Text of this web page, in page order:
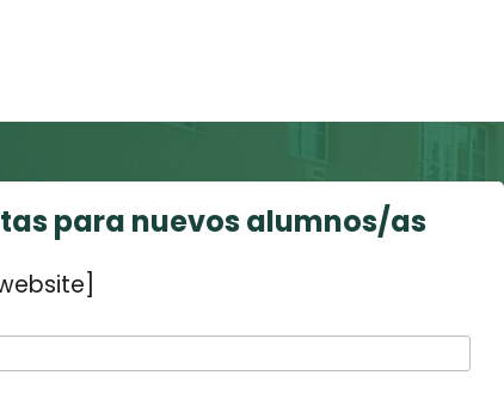
para nuevos alumnos/as